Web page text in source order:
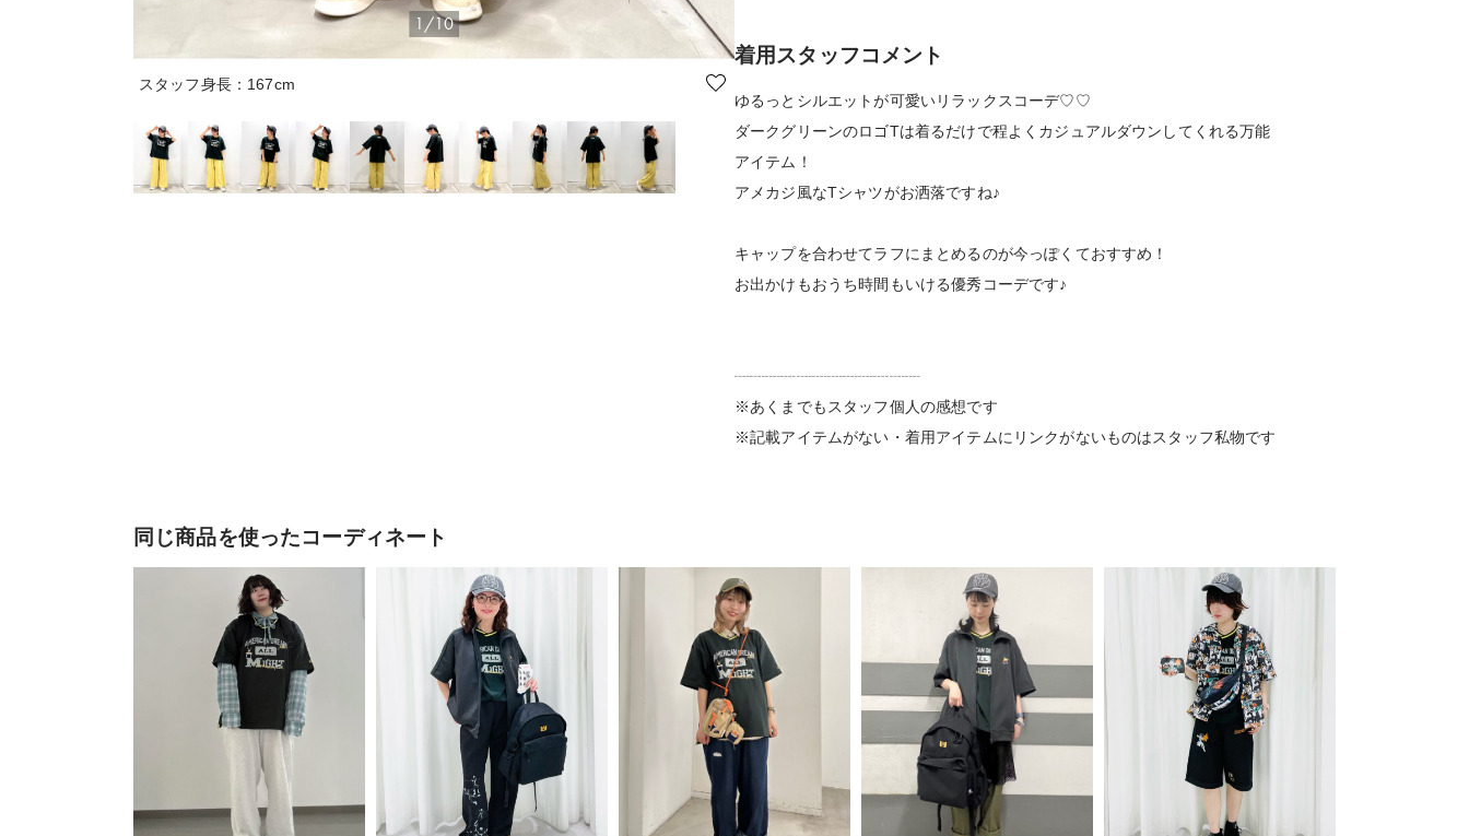
1/10
スタッフ身長：167cm
着用スタッフコメント
ゆるっとシルエットが可愛いリラックスコーデ♡♡
ダークグリーンのロゴTは着るだけで程よくカジュアルダウンしてくれる万能
アイテム！
アメカジ風なTシャツがお洒落ですね♪
キャップを合わせてラフにまとめるのが今っぽくておすすめ！
お出かけもおうち時間もいける優秀コーデです♪
┈┈┈┈┈┈┈┈┈┈┈┈
※あくまでもスタッフ個人の感想です
※記載アイテムがない・着用アイテムにリンクがないものはスタッフ私物です
同じ商品を使ったコーディネート